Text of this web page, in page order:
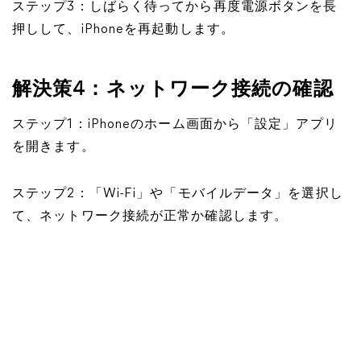
ステップ3：しばらく待ってから再度電源ボタンを長
押しして、iPhoneを再起動します。
解決策4：ネットワーク接続の確認
ステップ1：iPhoneのホーム画面から「設定」アプリ
を開きます。
ステップ2：「Wi-Fi」や「モバイルデータ」を選択し
て、ネットワーク接続が正常か確認します。